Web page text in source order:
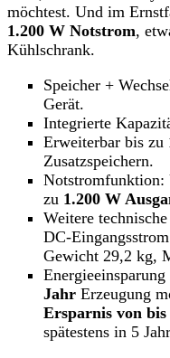
möchtest. Und im
1.200 W Notstrom,
Kühlschrank.
Speicher +
Gerät.
Integrierte
Erweiterbar bis zu
Zusatzspeichern.
Notstromfunktion:
zu 1.200 W
Weitere
DC-
Gewicht 29,2 kg,
Jahr Erzeugung
Ersparnis von
spätestens in 5